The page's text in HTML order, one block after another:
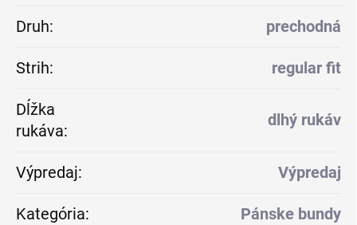
Druh: prechodná
Strih: regular fit
Dĺžka
rukáva:
dlhý rukáv
Výpredaj: Výpredaj
Kategória: Pánske bundy